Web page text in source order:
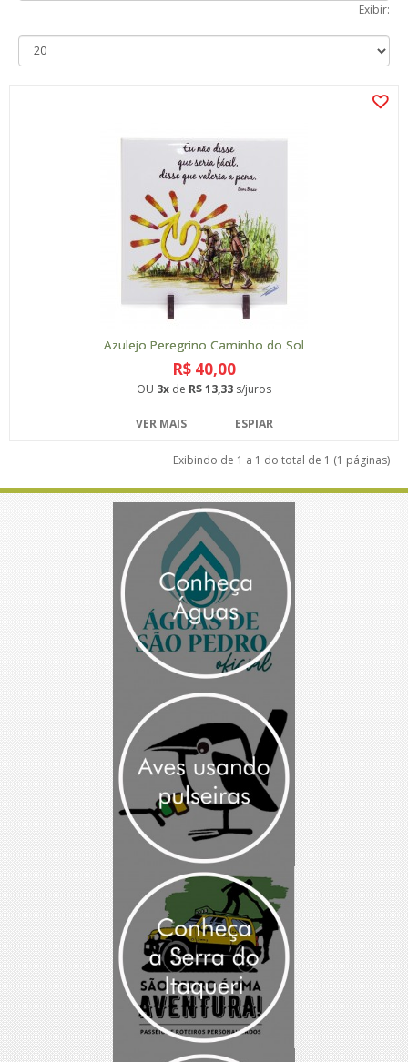
Exibir:
Azulejo Peregrino Caminho do Sol
R$ 40,00
OU 3x de R$ 13,33 s/juros
VER MAIS ESPIAR
Exibindo de 1 a 1 do total de 1 (1 páginas)